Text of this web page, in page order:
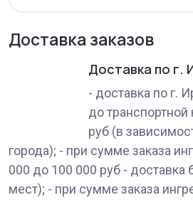
Доставка заказов
Доставка по г.
- доставка по г.
до транспортной
руб (в
города); - при сумме заказа
000 до 100 000 руб - доставка
мест); - при сумме заказа